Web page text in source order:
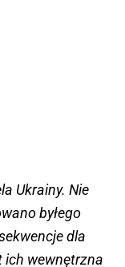
Ukrainy. Nie
byłego
dla
ich wewnętrzna